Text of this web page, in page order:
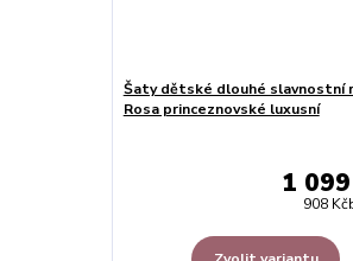
Šaty dětské dlouhé slavnostní
Rosa princeznovské luxusní
1
908 Kč